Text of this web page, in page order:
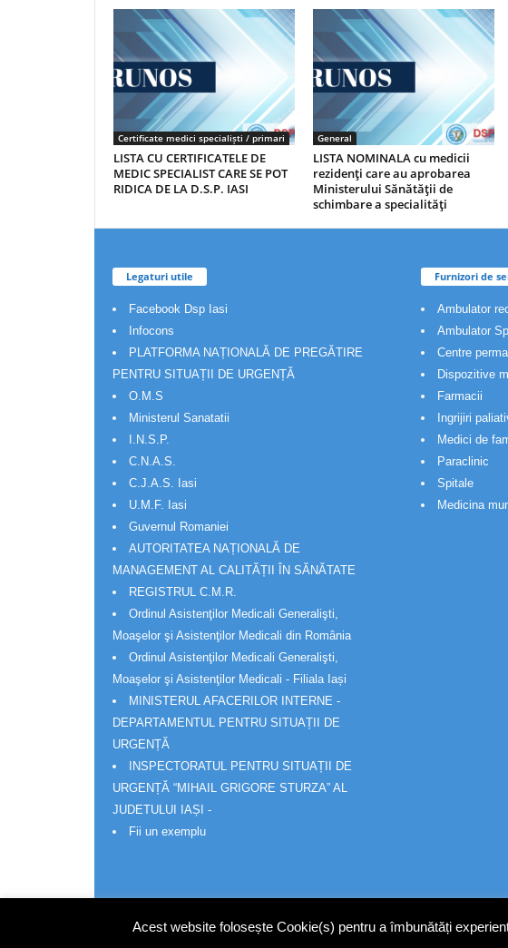
Certificate medici specialiști / primari
LISTA CU CERTIFICATELE DE
MEDIC SPECIALIST CARE SE POT
RIDICA DE LA D.S.P. IASI
General
LISTA NOMINALA cu medicii
rezidenţi care au aprobarea
Ministerului Sănătăţii de
schimbare a specialităţi
Legaturi utile
Facebook Dsp Iasi
Infocons
PLATFORMA NAȚIONALĂ DE PREGĂTIRE
PENTRU SITUAȚII DE URGENȚĂ
O.M.S
Ministerul Sanatatii
I.N.S.P.
C.N.A.S.
C.J.A.S. Iasi
U.M.F. Iasi
Guvernul Romaniei
AUTORITATEA NAȚIONALĂ DE
MANAGEMENT AL CALITĂȚII ÎN SĂNĂTATE
REGISTRUL C.M.R.
Ordinul Asistenţilor Medicali Generalişti,
Moaşelor şi Asistenţilor Medicali din România
Ordinul Asistenţilor Medicali Generalişti,
Moaşelor şi Asistenţilor Medicali - Filiala Iași
MINISTERUL AFACERILOR INTERNE -
DEPARTAMENTUL PENTRU SITUAȚII DE
URGENȚĂ
INSPECTORATUL PENTRU SITUAȚII DE
URGENȚĂ “MIHAIL GRIGORE STURZA” AL
JUDETULUI IAȘI -
Fii un exemplu
Furnizori de
Ambulator
Ambulator
Centre
Dispozitive
Farmacii
Ingrijiri
Medici de
Paraclinic
Spitale
Medicina
© Wakatech
Acest website folosește Cookie(s) pentru a îmbunătăți